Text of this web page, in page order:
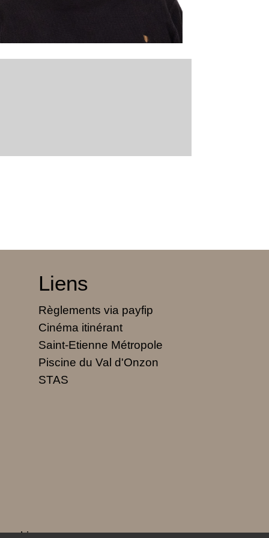
Liens
Règlements via payfip
Cinéma itinérant
Saint-Etienne Métropole
Piscine du Val d'Onzon
STAS